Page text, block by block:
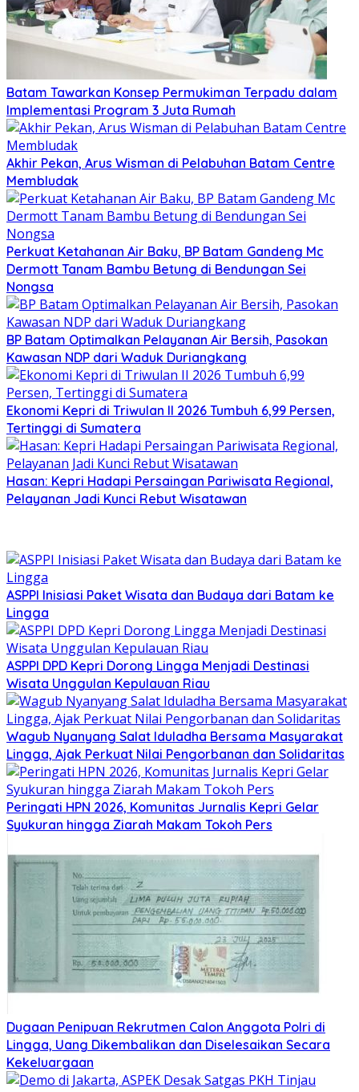
Batam Tawarkan Konsep Permukiman Terpadu dalam
Implementasi Program 3 Juta Rumah
Akhir Pekan, Arus Wisman di Pelabuhan Batam Centre
Membludak
Perkuat Ketahanan Air Baku, BP Batam Gandeng Mc
Dermott Tanam Bambu Betung di Bendungan Sei
Nongsa
BP Batam Optimalkan Pelayanan Air Bersih, Pasokan
Kawasan NDP dari Waduk Duriangkang
Ekonomi Kepri di Triwulan II 2026 Tumbuh 6,99 Persen,
Tertinggi di Sumatera
Hasan: Kepri Hadapi Persaingan Pariwisata Regional,
Pelayanan Jadi Kunci Rebut Wisatawan
ASPPI Inisiasi Paket Wisata dan Budaya dari Batam ke
Lingga
ASPPI DPD Kepri Dorong Lingga Menjadi Destinasi
Wisata Unggulan Kepulauan Riau
Wagub Nyanyang Salat Iduladha Bersama Masyarakat
Lingga, Ajak Perkuat Nilai Pengorbanan dan Solidaritas
Peringati HPN 2026, Komunitas Jurnalis Kepri Gelar
Syukuran hingga Ziarah Makam Tokoh Pers
Dugaan Penipuan Rekrutmen Calon Anggota Polri di
Lingga, Uang Dikembalikan dan Diselesaikan Secara
Kekeluargaan